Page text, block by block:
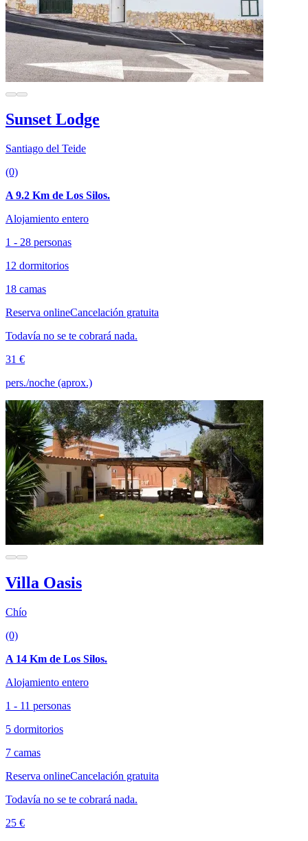
Sunset Lodge
Santiago del Teide
(0)
A 9.2 Km de Los Silos.
Alojamiento entero
1 - 28 personas
12 dormitorios
18 camas
Reserva onlineCancelación gratuita
Todavía no se te cobrará nada.
31 €
pers./noche (aprox.)
Villa Oasis
Chío
(0)
A 14 Km de Los Silos.
Alojamiento entero
1 - 11 personas
5 dormitorios
7 camas
Reserva onlineCancelación gratuita
Todavía no se te cobrará nada.
25 €